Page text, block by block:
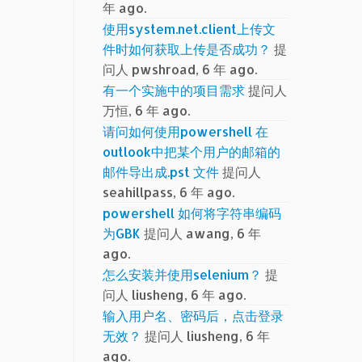
年 ago.
使用system.net.client上传文
件时如何获取上传是否成功？ 提
问人 pwshroad, 6 年 ago.
有一个实施中的项目需求提问人
万恒, 6 年 ago.
请问如何使用powershell 在
outlook中把某个用户的邮箱的
邮件导出成.pst 文件提问人
seahillpass, 6 年 ago.
powershell 如何将字符串编码
为GBK 提问人 awang, 6 年
ago.
怎么安装并使用selenium？ 提
问人 liusheng, 6 年 ago.
输入用户名、密码后，点击登录
无效？ 提问人 liusheng, 6 年
ago.